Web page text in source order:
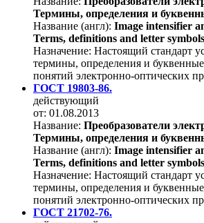
Термины, определения и
Название (англ): Image intensifier
Terms, definitions and letter symbols
Назначение: Настоящий стандарт
термины, определения и
понятий электронно-оптических
ГОСТ 19803-86.
действующий
от: 01.08.2013
Название: Преобразователи
Термины, определения и
Название (англ): Image intensifier
Terms, definitions and letter symbols
Назначение: Настоящий стандарт
термины, определения и
понятий электронно-оптических
ГОСТ 21702-76.